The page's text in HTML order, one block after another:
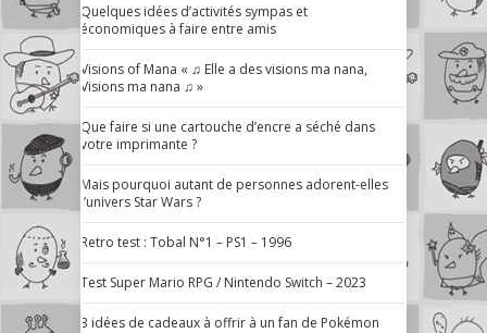
Quelques idées d’activités sympas et
économiques à faire entre amis
Visions of Mana « ♫ Elle a des visions ma nana,
Visions ma nana ♫ »
Que faire si une cartouche d’encre a séché dans
votre imprimante ?
Mais pourquoi autant de personnes adorent-elles
l’univers Star Wars ?
Retro test : Tobal N°1 – PS1 – 1996
Test Super Mario RPG / Nintendo Switch – 2023
3 idées de cadeaux à offrir à un fan de Pokémon